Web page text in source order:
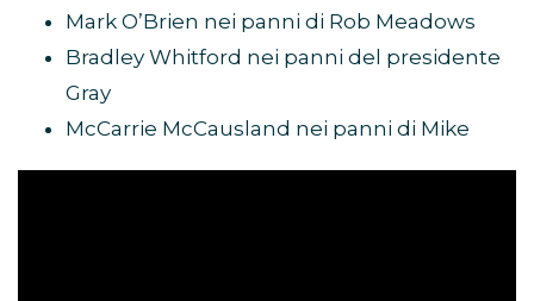
Mark O’Brien nei panni di Rob Meadows
Bradley Whitford nei panni del presidente
Gray
McCarrie McCausland nei panni di Mike